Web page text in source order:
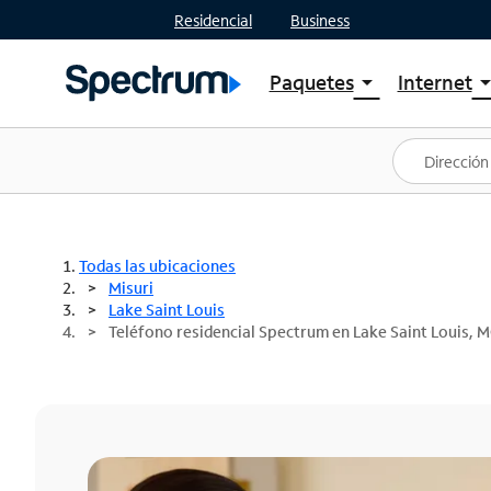
Residencial Business
Paquetesarrow_drop_down
Ver paquetes
Spectrum One
Mejores ofertas
Internetarrow_drop_down
Planes
Todas las ubicaciones
Misuri
Lake Saint Louis
Teléfono residencial Spectrum en Lake Saint Louis,